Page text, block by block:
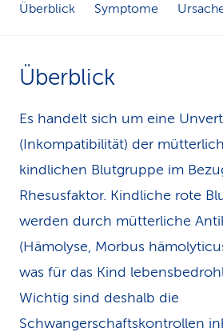
Überblick Symptome
Überblick
Es handelt sich um eine
(Inkompatibilität) der
kindlichen Blutgruppe im
Rhesusfaktor. Kindliche rote
werden durch mütterliche
(Hämolyse, Morbus
was für das Kind
Wichtig sind deshalb die
Schwangerschaftskontrollen